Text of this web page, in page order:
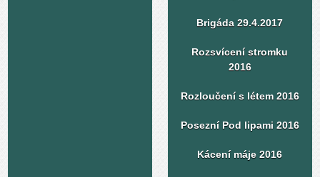
Brigáda 29.4.2017
Rozsvícení stromku
2016
Rozloučení s létem 2016
Posezní Pod lipami 2016
Kácení máje 2016